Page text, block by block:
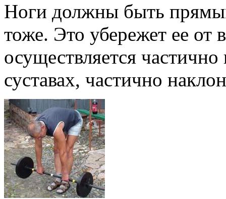
Ноги должны быть
тоже. Это убережет ее
осуществляется
суставах, частично